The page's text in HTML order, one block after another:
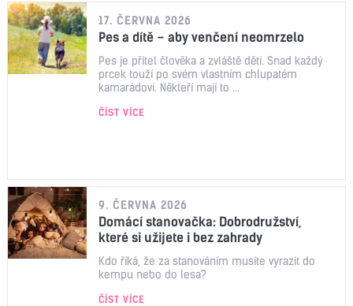
17. ČERVNA 2026
Pes a dítě – aby venčení neomrzelo
Pes je přítel člověka a zvláště dětí. Snad každý
prcek touží po svém vlastním chlupatém
kamarádovi. Někteří mají to ...
ČÍST VÍCE
9. ČERVNA 2026
Domácí stanovačka: Dobrodružství,
které si užijete i bez zahrady
Kdo říká, že za stanováním musíte vyrazit do
kempu nebo do lesa?
ČÍST VÍCE